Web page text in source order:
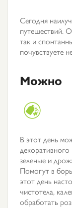
Сегодня
путешествий.
так и
почувствуете
Можно
В этот день
зеленые и
Помогут в
этот день
чистотела,
обработать